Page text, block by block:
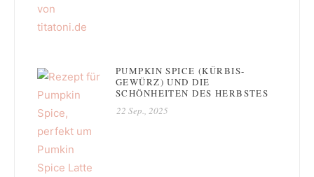
PUMPKIN SPICE (KÜRBIS-
GEWÜRZ) UND DIE
SCHÖNHEITEN DES HERBSTES
22 Sep., 2025